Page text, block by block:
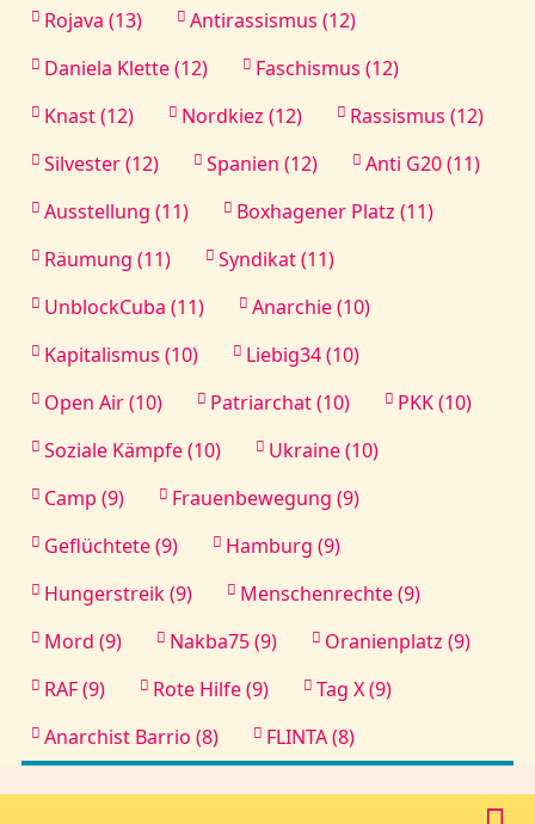
Rojava (13)
Antirassismus (12)
Daniela Klette (12)
Faschismus (12)
Knast (12)
Nordkiez (12)
Rassismus (12)
Silvester (12)
Spanien (12)
Anti G20 (11)
Ausstellung (11)
Boxhagener Platz (11)
Räumung (11)
Syndikat (11)
UnblockCuba (11)
Anarchie (10)
Kapitalismus (10)
Liebig34 (10)
Open Air (10)
Patriarchat (10)
PKK (10)
Soziale Kämpfe (10)
Ukraine (10)
Camp (9)
Frauenbewegung (9)
Geflüchtete (9)
Hamburg (9)
Hungerstreik (9)
Menschenrechte (9)
Mord (9)
Nakba75 (9)
Oranienplatz (9)
RAF (9)
Rote Hilfe (9)
Tag X (9)
Anarchist Barrio (8)
FLINTA (8)